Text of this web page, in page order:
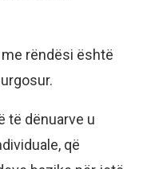
rëndësi është
të dënuarve u
që